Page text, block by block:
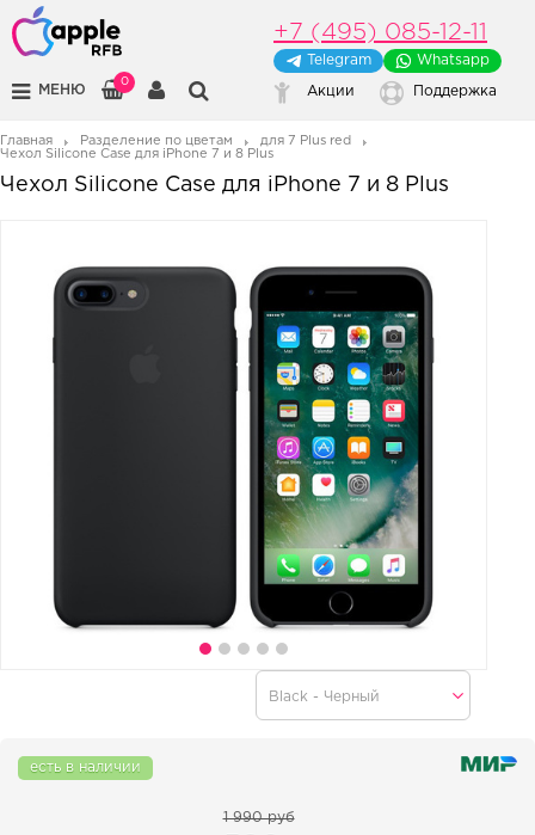
МЕНЮ
0
+7 (495) 085-12-11
Telegram Whatsapp
Акции Поддержка
Главная Разделение по цветам
для 7 Plus red
Чехол Silicone Case для iPhone 7 и 8 Plus
Чехол Silicone Case для iPhone 7 и 8 Plus
есть в наличии
1 990 руб